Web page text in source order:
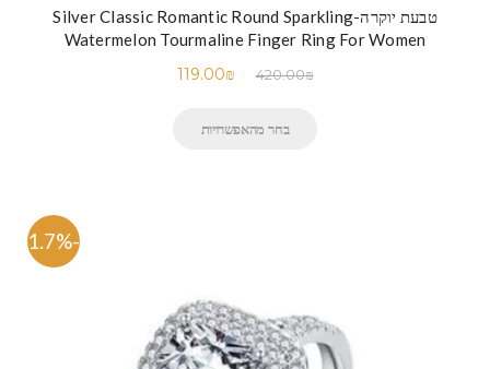
טבעת יוקרה-Silver Classic Romantic Round Sparkling
Watermelon Tourmaline Finger Ring For Women
420.00₪
119.00₪
בחר מהאפשרויות
-71.7%